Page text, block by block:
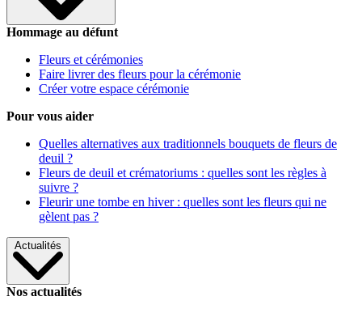
Hommage au défunt
Fleurs et cérémonies
Faire livrer des fleurs pour la cérémonie
Créer votre espace cérémonie
Pour vous aider
Quelles alternatives aux traditionnels bouquets de fleurs de
deuil ?
Fleurs de deuil et crématoriums : quelles sont les règles à
suivre ?
Fleurir une tombe en hiver : quelles sont les fleurs qui ne
gèlent pas ?
Actualités
Nos actualités